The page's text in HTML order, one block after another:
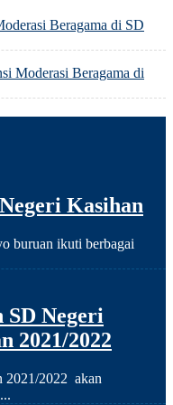
Beragama di SD
Moderasi Beragama di
Kasihan
buruan ikuti berbagai
SD Negeri
2021/2022
2021/2022 akan